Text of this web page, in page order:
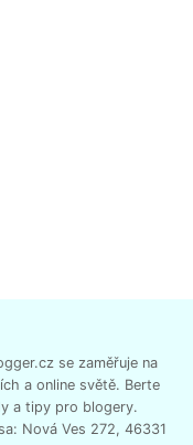
se zaměřuje na
a online světě. Berte
a tipy pro blogery.
Nová Ves 272, 46331